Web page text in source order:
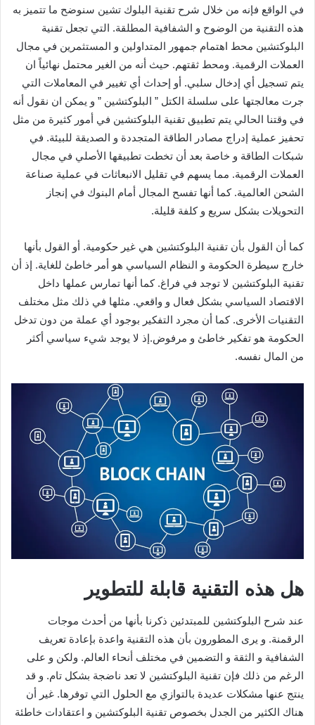
في الواقع فإنه من خلال شرح تقنية البلوك تشين سنوضح ما تتميز به
هذه التقنية من الوضوح و الشفافية المطلقة. التي تجعل تقنية
البلوكتشين محط اهتمام جمهور المتداولين و المستثمرين في مجال
العملات الرقمية. ومحط ثقتهم. حيث أنه من الغير محتمل نهائياً ان
يتم تسجيل أي إدخال سلبي. أو إحداث أي تغيير في المعاملات التي
جرت معالجتها على سلسلة الكتل ” البلوكتشين ” و يمكن ان نقول أنه
في وقتنا الحالي يتم تطبيق تقنية البلوكتشين في أمور كثيرة من مثل
تحفيز عملية إدراج مصادر الطاقة المتجددة و الصديقة للبيئة. في
شبكات الطاقة و خاصة بعد أن تخطت تطبيقها الأصلي في مجال
العملات الرقمية. مما يسهم في تقليل الانبعاثات في عملية صناعة
الشحن العالمية. كما أنها تفسح المجال أمام البنوك في إنجاز
التحويلات بشكل سريع و كلفة قليلة.
كما أن القول بأن تقنية البلوكتشين هي غير حكومية. أو القول بأنها
خارج سيطرة الحكومة و النظام السياسي هو أمر خاطئ للغاية. إذ أن
تقنية البلوكتشين لا توجد في فراغ. كما أنها تمارس عملها داخل
الاقتصاد السياسي بشكل فعال و واقعي. مثلها في ذلك مثل مختلف
التقنيات الأخرى. كما أن مجرد التفكير بوجود أي عملة من دون تدخل
الحكومة هو تفكير خاطئ و مرفوض.إذ لا يوجد شيء سياسي أكثر
من المال نفسه.
هل هذه التقنية قابلة للتطوير
عند شرح البلوكتشين للمبتدئين ذكرنا بأنها من أحدث موجات
الرقمنة. و يرى المطورون بأن هذه التقنية واعدة بإعادة تعريف
الشفافية و الثقة و التضمين في مختلف أنحاء العالم. ولكن و على
الرغم من ذلك فإن تقنية البلوكتشين لا تعد ناضجة بشكل تام. و قد
ينتج عنها مشكلات عديدة بالتوازي مع الحلول التي توفرها. غير أن
هناك الكثير من الجدل بخصوص تقنية البلوكتشين و اعتقادات خاطئة